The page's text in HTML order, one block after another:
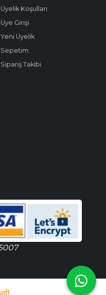
Üyelik Koşulları
Üye Girişi
Yeni Üyelik
Sepetim
Sipariş Takibi